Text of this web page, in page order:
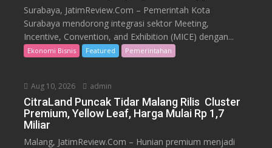
Surabaya, JatimReview.Com – Pemerintah Kota
Surabaya mendorong integrasi sektor Meeting,
Incentive, Convention, and Exhibition (MICE) dengan...
Ekonomi Bisnis Featured Pemerintahan
Aug 10, 2026 admin
CitraLand Puncak Tidar Malang Rilis Cluster
Premium, Yellow Leaf, Harga Mulai Rp 1,7
Miliar
Malang, JatimReview.Com – Hunian premium menjadi